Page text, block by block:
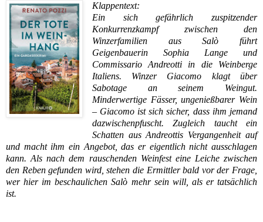
Klappentext:
Ein sich gefährlich zuspitzender
Konkurrenzkampf zwischen den
Winzerfamilien aus Salò führt
Geigenbauerin Sophia Lange und
Commissario Andreotti in die Weinberge
Italiens. Winzer Giacomo klagt über
Sabotage an seinem Weingut.
Minderwertige Fässer, ungenießbarer Wein
– Giacomo ist sich sicher, dass ihm jemand
dazwischenpfuscht. Zugleich taucht ein
Schatten aus Andreottis Vergangenheit auf
und macht ihm ein Angebot, das er eigentlich nicht ausschlagen
kann. Als nach dem rauschenden Weinfest eine Leiche zwischen
den Reben gefunden wird, stehen die Ermittler bald vor der Frage,
wer hier im beschaulichen Salò mehr sein will, als er tatsächlich
ist.